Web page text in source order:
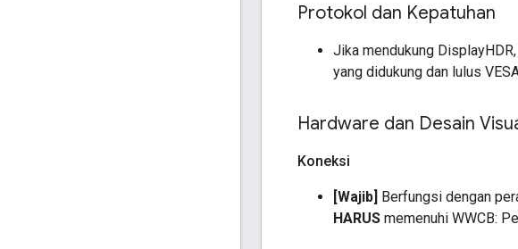
Protokol dan Kepatuhan
Jika mendukung
yang didukung dan lulus
Hardware dan Desain
Koneksi
[Wajib] Berfungsi dengan
HARUS memenuhi WWCB: